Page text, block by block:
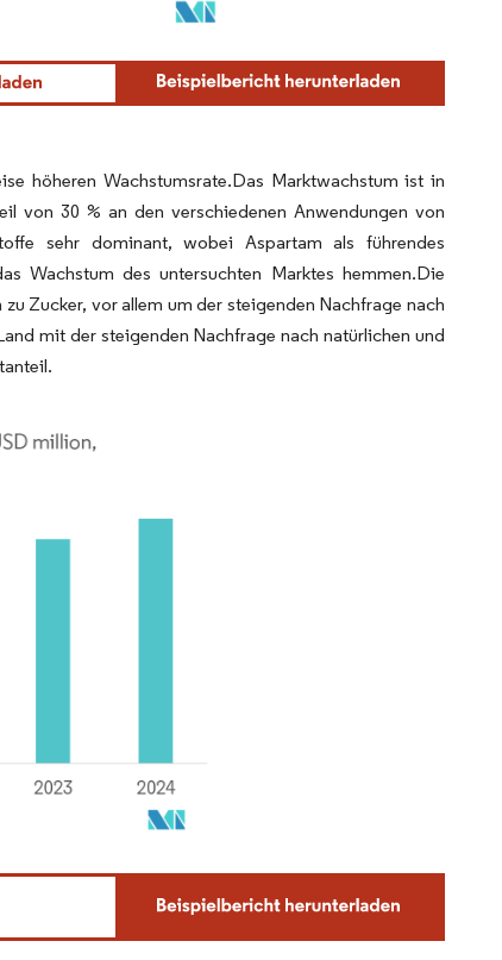
höheren Wachstumsrate.Das Marktwachstum ist in
von 30 % an den verschiedenen Anwendungen von
sehr dominant, wobei Aspartam als führendes
Wachstum des untersuchten Marktes hemmen.Die
Zucker, vor allem um der steigenden Nachfrage nach
mit der steigenden Nachfrage nach natürlichen und